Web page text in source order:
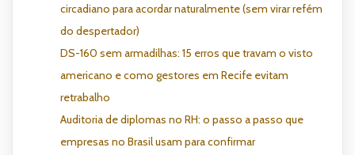
circadiano para acordar naturalmente (sem virar refém
do despertador)
DS-160 sem armadilhas: 15 erros que travam o visto
americano e como gestores em Recife evitam
retrabalho
Auditoria de diplomas no RH: o passo a passo que
empresas no Brasil usam para confirmar